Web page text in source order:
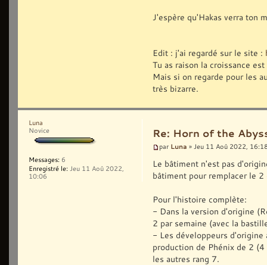
J'espère qu'Hakas verra ton
Edit : j'ai regardé sur le site :
Tu as raison la croissance
Mais si on regarde pour les
très bizarre.
Re: Horn of the
par Luna » Jeu 11 Aoû 2022,
Le bâtiment n'est pas
bâtiment pour remplacer le
Pour l'histoire complète:
- Dans la version d'origine
2 par semaine (avec la
- Les développeurs
production de Phénix de 2
les autres rang 7.
Luna
Novice
Messages: 6
Enregistré le: Jeu 11 Aoû 2022,
10:06